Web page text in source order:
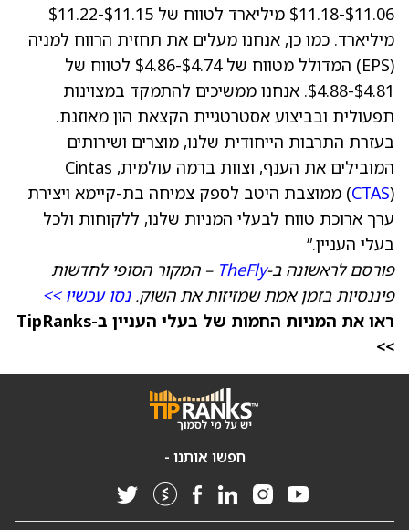
$11.06-$11.18 מיליארד לטווח של $11.15-$11.22
מיליארד. כמו כן, אנחנו מעלים את תחזית הרווח למניה
(EPS) המדולל מטווח של $4.74-$4.86 לטווח של
$4.81-$4.88. אנחנו ממשיכים להתמקד במצוינות
תפעולית ובביצוע אסטרטגיית הקצאת הון מאוזנת.
בעזרת התרבות הייחודית שלנו, מוצרים ושירותים
המובילים את הענף, וצוות ברמה עולמית, Cintas
(CTAS ) ממוצבת היטב לספק צמיחה בת-קיימא ויצירת
ערך ארוכת טווח לבעלי המניות שלנו, ללקוחות ולכל
בעלי העניין.”
פורסם לראשונה ב-TheFly – המקור הסופי לחדשות
פיננסיות בזמן אמת שמזיזות את השוק.נסו עכשיו >>
ראו את המניות החמות של בעלי העניין ב-TipRanks
>>
חפשו אותנו -